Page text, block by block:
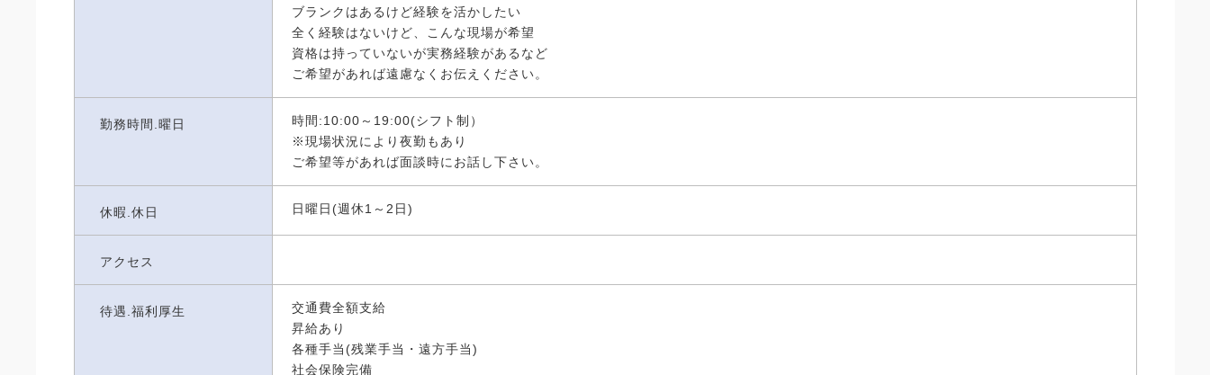
ブランクはあるけど経験を活かしたい
全く経験はないけど、こんな現場が希望
資格は持っていないが実務経験があるなど
ご希望があれば遠慮なくお伝えください。
勤務時間.曜日
時間:10:00～19:00(シフト制）
※現場状況により夜勤もあり
ご希望等があれば面談時にお話し下さい。
休暇.休日 日曜日(週休1～2日)
アクセス
待遇.福利厚生
交通費全額支給
昇給あり
各種手当(残業手当・遠方手当)
社会保険完備